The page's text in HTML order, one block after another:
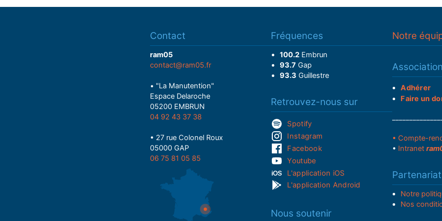
Contact
ram05
contact@ram05.fr
• "La Manutention"
Espace Delaroche
05200 EMBRUN
04 92 43 37 38
• 27 rue Colonel Roux
05000 GAP
06 75 81 05 85
Fréquences
100.2Embrun
93.7 Gap
93.3 Guillestre
Retrouvez-nous sur
Spotify
Instagram
Facebook
Youtube
L'application iOS
L'application Android
Nous soutenir
Notre
Association
Adhérer
Faire un
• Compte-
• Intranet
Notre
Nos